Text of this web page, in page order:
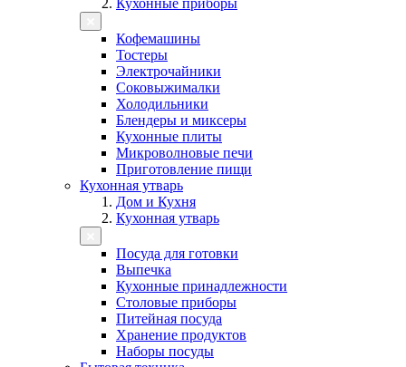
Кухонные приборы
Кофемашины
Тостеры
Электрочайники
Соковыжималки
Холодильники
Блендеры и миксеры
Кухонные плиты
Микроволновые печи
Приготовление пищи
Кухонная утварь
Дом и Кухня
Кухонная утварь
Посуда для готовки
Выпечка
Кухонные принадлежности
Столовые приборы
Питейная посуда
Хранение продуктов
Наборы посуды